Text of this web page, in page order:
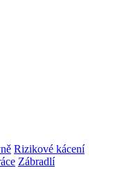
Rizikové kácení
Zábradlí